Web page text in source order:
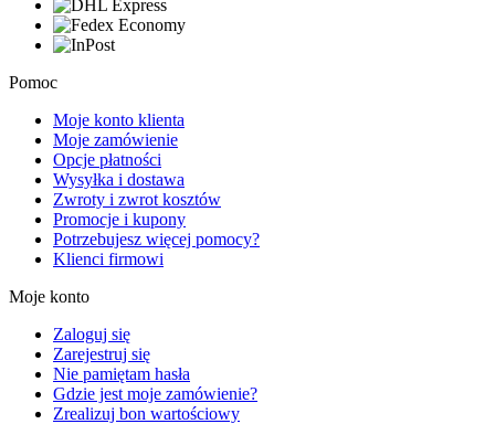
Pomoc
Moje konto klienta
Moje zamówienie
Opcje płatności
Wysyłka i dostawa
Zwroty i zwrot kosztów
Promocje i kupony
Potrzebujesz więcej pomocy?
Klienci firmowi
Moje konto
Zaloguj się
Zarejestruj się
Nie pamiętam hasła
Gdzie jest moje zamówienie?
Zrealizuj bon wartościowy